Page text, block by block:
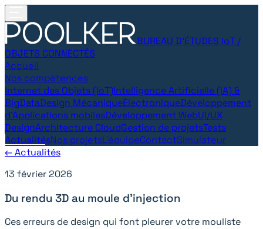
BUREAU D’ÉTUDES IoT /
OBJETS CONNECTÉS
Accueil
Nos compétences
Internet des Objets (IoT)Intelligence Artificielle (IA) &
BigDataDesign MécaniqueÉlectroniqueDéveloppement
d’Applications mobilesDéveloppement WebUI/UX
DesignArchitecture CloudGestion de projetsTests
ActualitésNos projetsL'équipeContactSimulateur
← Actualités
13 février 2026
Du rendu 3D au moule d'injection
Ces erreurs de design qui font pleurer votre mouliste